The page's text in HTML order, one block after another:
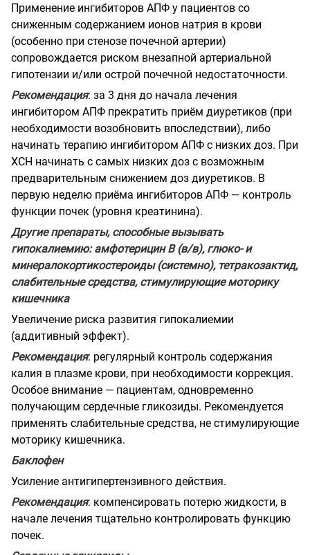
Применение ингибиторов АПФ у пациентов со
сниженным содержанием ионов натрия в крови
(особенно при стенозе почечной артерии)
сопровождается риском внезапной артериальной
гипотензии и/или острой почечной недостаточности.
Рекомендация: за 3 дня до начала лечения
ингибитором АПФ прекратить приём диуретиков (при
необходимости возобновить впоследствии), либо
начинать терапию ингибитором АПФ с низких доз. При
ХСН начинать с самых низких доз с возможным
предварительным снижением доз диуретиков. В
первую неделю приёма ингибиторов АПФ — контроль
функции почек (уровня креатинина).
Другие препараты, способные вызывать
гипокалиемию: амфотерицин В (в/в), глюко- и
минералокортикостероиды (системно), тетракозактид,
слабительные средства, стимулирующие моторику
кишечника
Увеличение риска развития гипокалиемии
(аддитивный эффект).
Рекомендация: регулярный контроль содержания
калия в плазме крови, при необходимости коррекция.
Особое внимание — пациентам, одновременно
получающим сердечные гликозиды. Рекомендуется
применять слабительные средства, не стимулирующие
моторику кишечника.
Баклофен
Усиление антигипертензивного действия.
Рекомендация: компенсировать потерю жидкости, в
начале лечения тщательно контролировать функцию
почек.